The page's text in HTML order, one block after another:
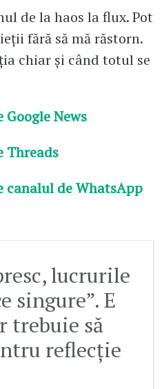
de la haos la flux. Pot
fără să mă răstorn.
chiar și când totul se
Google News
Threads
canalul de WhatsApp
lucrurile
singure”. E
trebuie să
reflecție